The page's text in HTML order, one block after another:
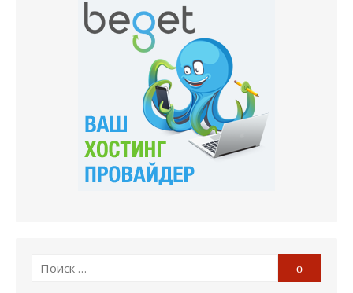
Поиск
Поиск